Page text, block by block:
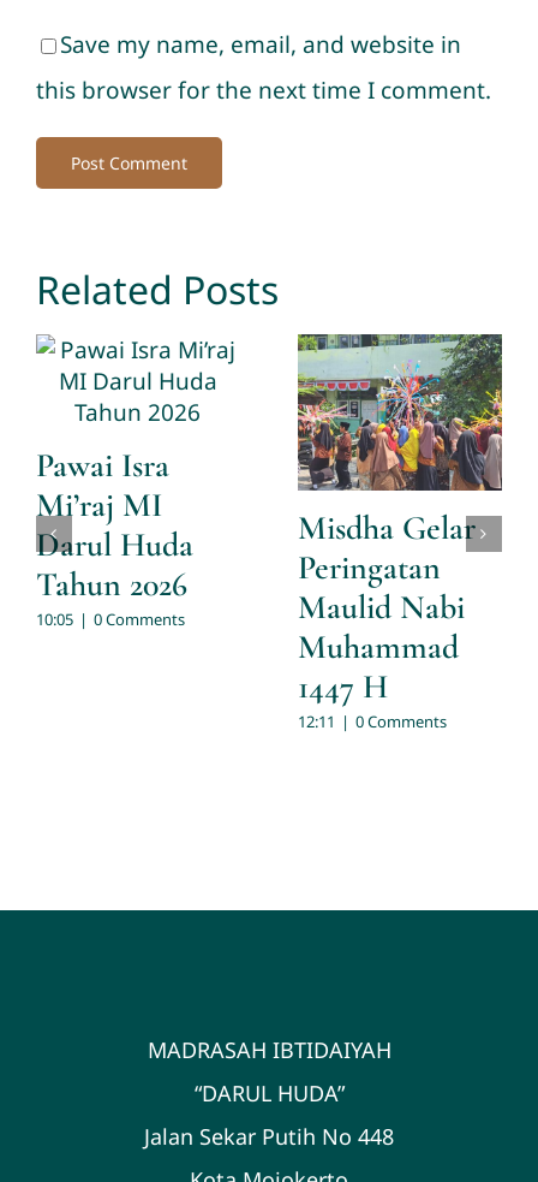
Save my name, email, and website in
this browser for the next time I comment.
Related Posts
Pawai Isra
Mi’raj MI
Darul Huda
Tahun 2026
10:05 | 0 Comments
Misdha Gelar
Peringatan
Maulid Nabi
Muhammad
1447 H
12:11 | 0 Comments
MADRASAH IBTIDAIYAH
“DARUL HUDA”
Jalan Sekar Putih No 448